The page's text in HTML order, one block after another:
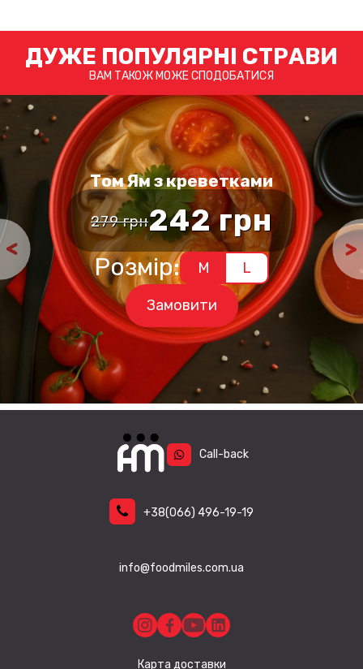
ДУЖЕ ПОПУЛЯРНІ СТРАВИ
ВАМ ТАКОЖ МОЖЕ СПОДОБАТИСЯ
Том Ям з креветками
279грн
ціна:
279 грн.
242грн
Поточна
ціна:
242 грн.
Розмір: M L
Замовити
Цей
товар
має
кілька
варіантів.
Параметри
можна
вибрати
на
сторінці
товару
Call-back
+38(066) 496-19-19
info@foodmiles.com.ua
Карта доставки